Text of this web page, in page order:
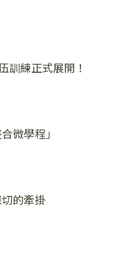
訓練正式展開！
微學程」
的牽掛